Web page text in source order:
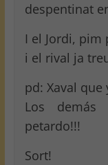
despentinat
I el Jordi, pim
i el rival ja
pd: Xaval
Los
petardo!!!
Sort!